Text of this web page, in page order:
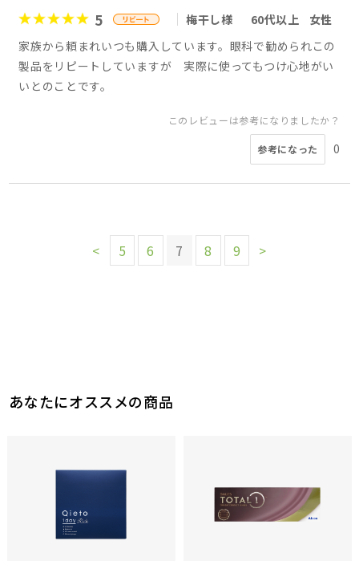
5 梅干し様 60代以上
女性
家族から頼まれいつも購入しています。眼科で勧められこの
製品をリピートしていますが 実際に使ってもつけ心地がい
いとのことです。
このレビューは参考になりましたか？
参考になった 0
< 5 6 7 8 9 >
あなたにオススメの商品